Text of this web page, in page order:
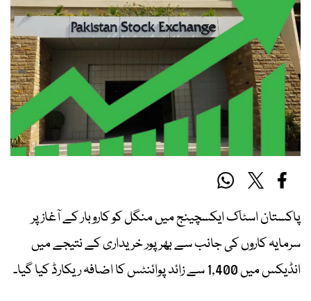
پاکستان اسٹاک ایکسچینج میں منگل کو کاروبار کے آغاز پر
سرمایہ کاروں کی جانب سے بھرپور خریداری کے نتیجے میں
انڈیکس میں 1,400 سے زائد پوائنٹس کا اضافہ ریکارڈ کیا گیا۔